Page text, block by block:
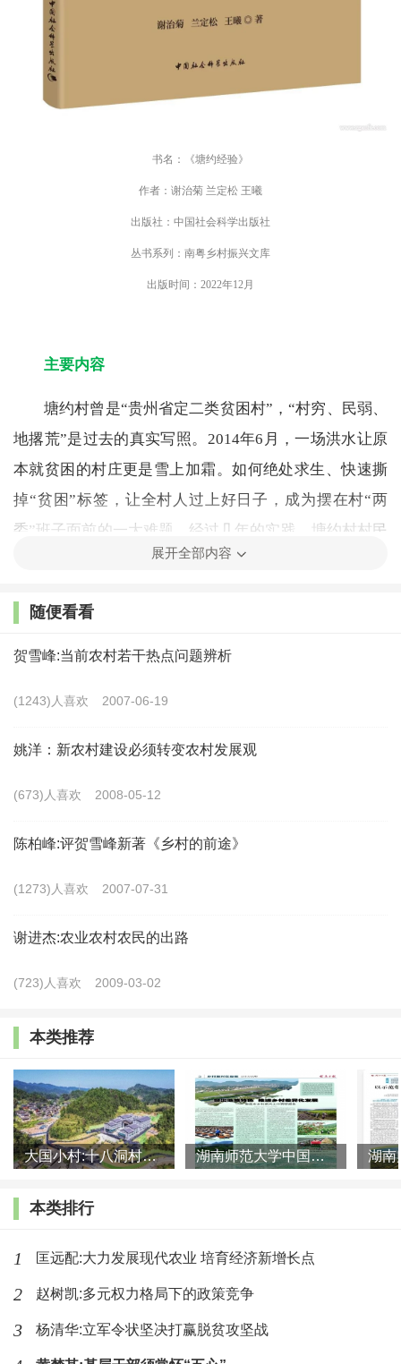
书名：《塘约经验》
作者：谢治菊 兰定松 王曦
出版社：中国社会科学出版社
丛书系列：南粤乡村振兴文库
出版时间：2022年12月
主要内容
塘约村曾是“贵州省定二类贫困村”，“村穷、民弱、
地撂荒”是过去的真实写照。2014年6月，一场洪水让原
本就贫困的村庄更是雪上加霜。如何绝处求生、快速撕
掉“贫困”标签，让全村人过上好日子，成为摆在村“两
委”班子面前的一大难题。经过几年的实践，塘约村村民
收入、村集体经济翻几番，逐步走出一条“党建引领、改
路，并引起了国家领导的高度关注与社会各界的强烈反
响。塘约村究竟经历了怎样的发展之路，最终破茧成
验、文化认同经验、利益联结经验、家户组织经验、“三
变”改革经验八个方面，对塘约村的发展之路进行深度分
序一：从“塘约道路”到“塘约经验”
序二：从“贵州塘约”到“中国塘约”
第一章 从贫困村到明星村：塘约村蝶变之路
第二章 从诱致性到强制性并举：塘约村制度变迁经
验
第三章 从塘约之约到塘约之变：塘约村党建引领经
验
第五章 从精英民主到协商民主：塘约村公共参与经
验
展开全部内容
随便看看
贺雪峰:当前农村若干热点问题辨析
(1243)人喜欢 2007-06-19
姚洋：新农村建设必须转变农村发展观
(673)人喜欢 2008-05-12
陈柏峰:评贺雪峰新著《乡村的前途》
(1273)人喜欢 2007-07-31
谢进杰:农业农村农民的出路
(723)人喜欢 2009-03-02
本类推荐
大国小村:十八洞村的现代变迁是一道美丽的风景线 湖南师范大学中国乡村振兴研究院课题组:突出地域特色 推进乡村
本类排行
1 匡远配:大力发展现代农业 培育经济新增长点
2 赵树凯:多元权力格局下的政策竞争
3 杨清华:立军令状坚决打赢脱贫攻坚战